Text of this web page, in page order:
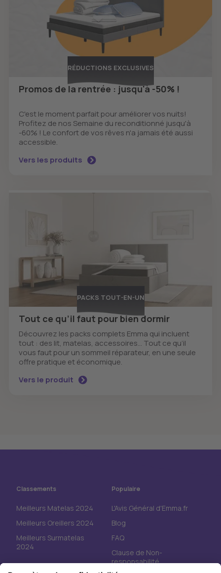
RÉDUCTIONS EXCLUSIVES
Promos de la rentrée : jusqu'à -50% !
C'est le moment parfait pour améliorer vos nuits!
Profitez de nos Semaine du reconditionné jusqu'à
-60% ! Le confort de vos rêves n'a jamais été aussi
accessible.
Vers les produits
PACKS TOUT-EN-UN
Tout ce qu’il faut pour bien dormir
Découvrez les packs complets Emma qui incluent
tout : des lit, matelas, accessoires... Tout ce qu’il
vous faut pour un sommeil réparateur, en une seule
offre pratique et économique.
Vers le produit
Classements
Meilleurs Matelas 2024
Meilleurs Oreillers 2024
Meilleurs Surmatelas
2024
Populaire
L'Avis Général d'Emma.fr
Blog
FAQ
Clause de Non-
responsabilité